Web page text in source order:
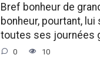
Bref bonheur de
bonheur, pourtant,
toutes ses journées
0 10